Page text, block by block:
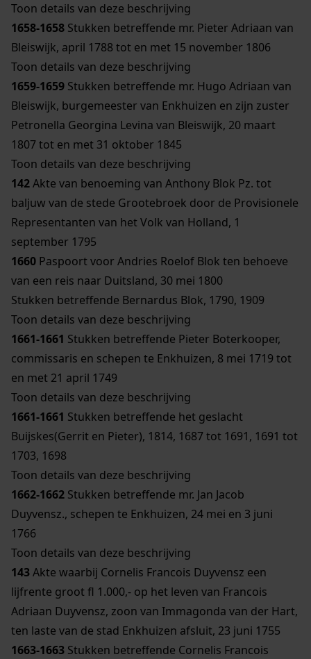
Toon details van deze beschrijving
1658-1658 Stukken betreffende mr. Pieter Adriaan van
Bleiswijk, april 1788 tot en met 15 november 1806
Toon details van deze beschrijving
1659-1659 Stukken betreffende mr. Hugo Adriaan van
Bleiswijk, burgemeester van Enkhuizen en zijn zuster
Petronella Georgina Levina van Bleiswijk, 20 maart
1807 tot en met 31 oktober 1845
Toon details van deze beschrijving
142Akte van benoeming van Anthony Blok Pz. tot
baljuw van de stede Grootebroek door de Provisionele
Representanten van het Volk van Holland, 1
september 1795
1660 Paspoort voor Andries Roelof Blok ten behoeve
van een reis naar Duitsland, 30 mei 1800
Stukken betreffende Bernardus Blok, 1790, 1909
Toon details van deze beschrijving
1661-1661 Stukken betreffende Pieter Boterkooper,
commissaris en schepen te Enkhuizen, 8 mei 1719 tot
en met 21 april 1749
Toon details van deze beschrijving
1661-1661 Stukken betreffende het geslacht
Buijskes(Gerrit en Pieter), 1814, 1687 tot 1691, 1691 tot
1703, 1698
Toon details van deze beschrijving
1662-1662 Stukken betreffende mr. Jan Jacob
Duyvensz., schepen te Enkhuizen, 24 mei en 3 juni
1766
Toon details van deze beschrijving
143Akte waarbij Cornelis Francois Duyvensz een
lijfrente groot fl 1.000,- op het leven van Francois
Adriaan Duyvensz, zoon van Immagonda van der Hart,
ten laste van de stad Enkhuizen afsluit, 23 juni 1755
1663-1663 Stukken betreffende Cornelis Francois